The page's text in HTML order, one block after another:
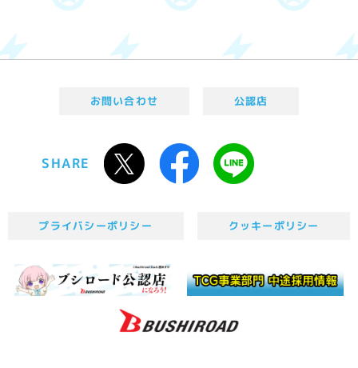
お問い合わせ 公認店
SHARE
プライバシーポリシー クッキーポリシー